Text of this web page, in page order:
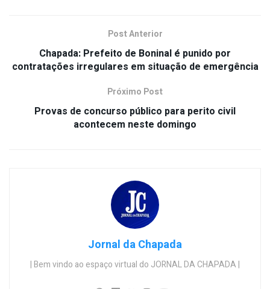
Post Anterior
Chapada: Prefeito de Boninal é punido por
contratações irregulares em situação de emergência
Próximo Post
Provas de concurso público para perito civil
acontecem neste domingo
Jornal da Chapada
| Bem vindo ao espaço virtual do JORNAL DA CHAPADA |